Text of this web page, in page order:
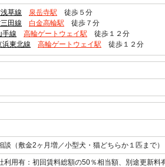
草線 泉岳寺駅 徒歩５分
田線
白金高輪駅 徒歩７分
手線
高輪ゲートウェイ駅 徒歩１２分
浜東北線
高輪ゲートウェイ駅 徒歩１２分
談（敷金2ヶ月増／小型犬・猫どちらか１匹まで）
利用有：初回賃料総額の50％相当額、別途更新料